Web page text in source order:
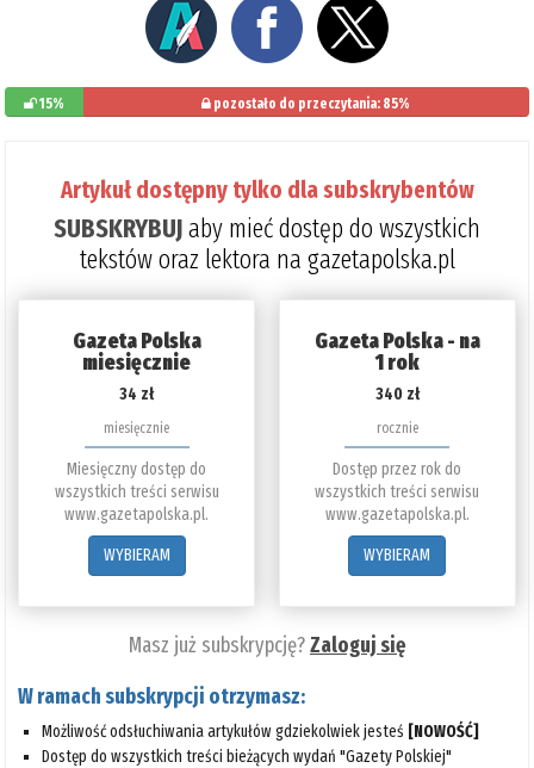
15% pozostało do przeczytania: 85%
Artykuł dostępny tylko dla subskrybentów
SUBSKRYBUJaby mieć dostęp do wszystkich
tekstów oraz lektora na gazetapolska.pl
Gazeta Polska
miesięcznie
34 zł
miesięcznie
Miesięczny dostęp do
wszystkich treści serwisu
www.gazetapolska.pl.
WYBIERAM
Gazeta Polska - na
1 rok
340 zł
rocznie
Dostęp przez rok do
wszystkich treści serwisu
www.gazetapolska.pl.
WYBIERAM
Masz już subskrypcję?Zaloguj się
W ramach subskrypcji otrzymasz:
Możliwość odsłuchiwania artykułów gdziekolwiek jesteś [NOWOŚĆ]
Dostęp do wszystkich treści bieżących wydań "Gazety Polskiej"